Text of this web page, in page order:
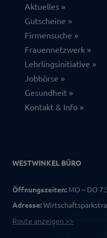
Aktuelles
Gutscheine
Firmensuche
Frauennetzwerk
Lehrlingsinitiative
Jobbörse
Gesundheit
Kontakt & Info
WESTWINKEL BÜRO
Öffnungszeiten: MO – DO
Adresse:
Route anzeigen >>